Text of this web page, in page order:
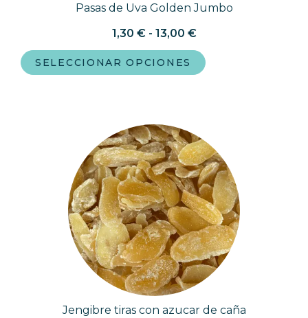
Pasas de Uva Golden Jumbo
1,30 € - 13,00 €
SELECCIONAR OPCIONES
Jengibre tiras con azucar de caña